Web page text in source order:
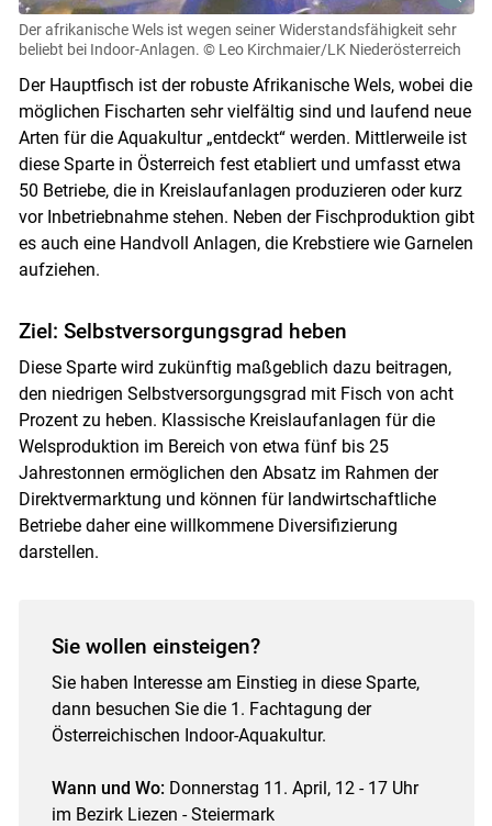
Der afrikanische Wels ist wegen seiner Widerstandsfähigkeit sehr
beliebt bei Indoor-Anlagen. © Leo Kirchmaier/LK Niederösterreich
Der Hauptfisch ist der robuste Afrikanische Wels, wobei die
möglichen Fischarten sehr vielfältig sind und laufend neue
Arten für die Aquakultur „entdeckt“ werden. Mittlerweile ist
diese Sparte in Österreich fest etabliert und umfasst etwa
50 Betriebe, die in Kreislaufanlagen produzieren oder kurz
vor Inbetriebnahme stehen. Neben der Fischproduktion gibt
es auch eine Handvoll Anlagen, die Krebstiere wie Garnelen
aufziehen.
Ziel: Selbstversorgungsgrad heben
Diese Sparte wird zukünftig maßgeblich dazu beitragen,
den niedrigen Selbstversorgungsgrad mit Fisch von acht
Prozent zu heben. Klassische Kreislaufanlagen für die
Welsproduktion im Bereich von etwa fünf bis 25
Jahrestonnen ermöglichen den Absatz im Rahmen der
Direktvermarktung und können für landwirtschaftliche
Betriebe daher eine willkommene Diversifizierung
darstellen.
Sie wollen einsteigen?
Sie haben Interesse am Einstieg in diese Sparte,
dann besuchen Sie die 1. Fachtagung der
Österreichischen Indoor-Aquakultur.
Wann und Wo: Donnerstag 11. April, 12 - 17 Uhr
im Bezirk Liezen - Steiermark